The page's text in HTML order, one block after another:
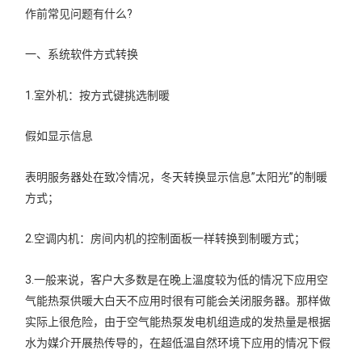
作前常见问题有什么?
一、系统软件方式转换
1.室外机：按方式键挑选制暖
假如显示信息
表明服务器处在致冷情况，冬天转换显示信息”太阳光”的制暖
方式；
2.空调内机：房间内机的控制面板一样转换到制暖方式；
3.一般来说，客户大多数是在晚上溫度较为低的情况下应用空
气能热泵供暖大白天不应用时很有可能会关闭服务器。那样做
实际上很危险，由于空气能热泵发电机组造成的发热量是根据
水为媒介开展热传导的，在超低温自然环境下应用的情况下假